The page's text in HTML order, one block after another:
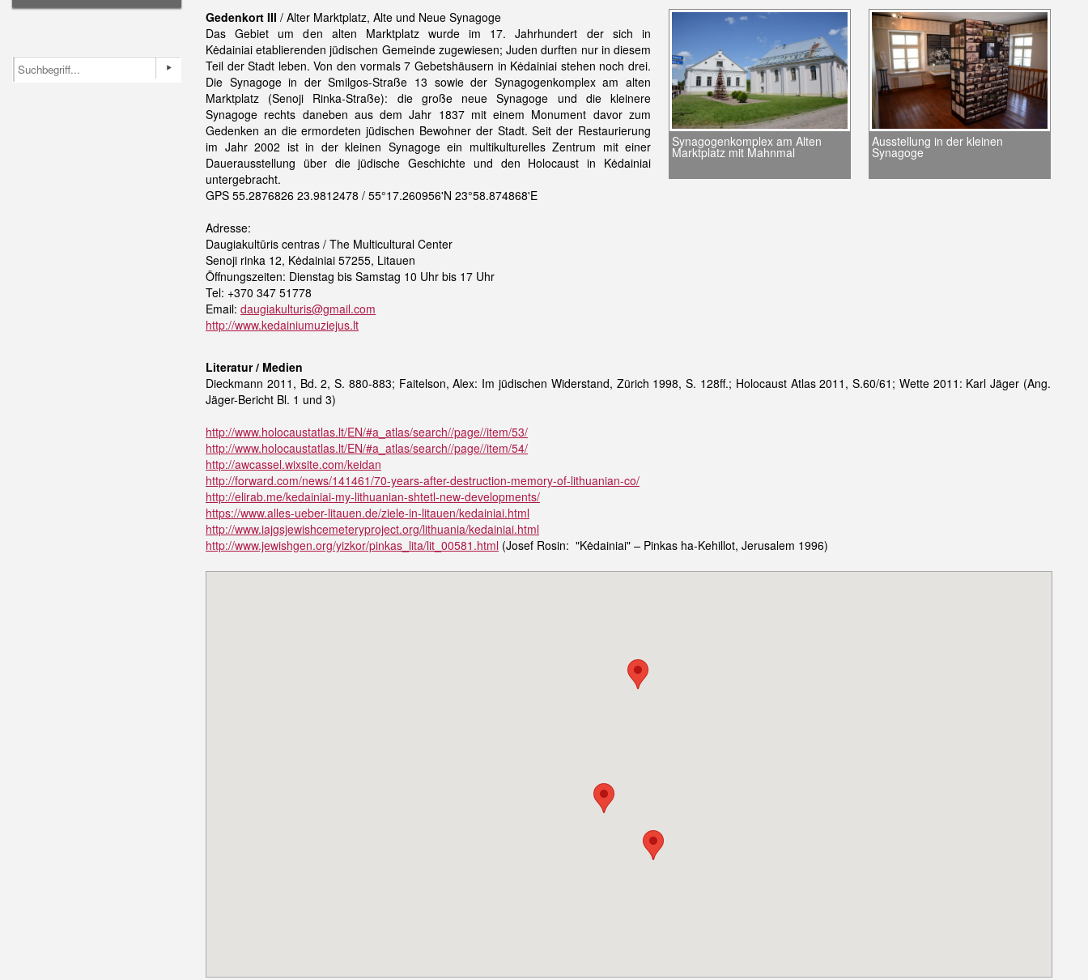
Ausstellung in der kleinen
Synagoge
Gedenkort III / Alter Marktplatz, Alte und Neue Synagoge
Synagogenkomplex am Alten
Marktplatz mit Mahnmal
Das Gebiet um den alten Marktplatz wurde im 17. Jahrhundert der sich in
Kėdainiai etablierenden jüdischen Gemeinde zugewiesen; Juden durften nur in diesem
Teil der Stadt leben. Von den vormals 7 Gebetshäusern in Kėdainiai stehen noch drei.
Die Synagoge in der Smilgos-Straße 13 sowie der Synagogenkomplex am alten
Marktplatz (Senoji Rinka-Straße): die große neue Synagoge und die kleinere
Synagoge rechts daneben aus dem Jahr 1837 mit einem Monument davor zum
Gedenken an die ermordeten jüdischen Bewohner der Stadt. Seit der Restaurierung
im Jahr 2002 ist in der kleinen Synagoge ein multikulturelles Zentrum mit einer
Dauerausstellung über die jüdische Geschichte und den Holocaust in Kėdainiai
untergebracht.
GPS 55.2876826 23.9812478 / 55°17.260956'N 23°58.874868'E
Adresse:
Daugiakultūris centras / The Multicultural Center
Senoji rinka 12, Kėdainiai 57255, Litauen
Öffnungszeiten: Dienstag bis Samstag 10 Uhr bis 17 Uhr
Tel: +370 347 51778
Email: daugiakulturis@gmail.com
http://www.kedainiumuziejus.lt
Literatur / Medien
Dieckmann 2011, Bd. 2, S. 880-883; Faitelson, Alex: Im jüdischen Widerstand, Zürich 1998, S. 128ff.; Holocaust Atlas 2011, S.60/61; Wette 2011: Karl Jäger (Ang.
Jäger-Bericht Bl. 1 und 3)
http://www.holocaustatlas.lt/EN/#a_atlas/search//page//item/53/
http://www.holocaustatlas.lt/EN/#a_atlas/search//page//item/54/
http://awcassel.wixsite.com/keidan
http://forward.com/news/141461/70-years-after-destruction-memory-of-lithuanian-co/
http://elirab.me/kedainiai-my-lithuanian-shtetl-new-developments/
https://www.alles-ueber-litauen.de/ziele-in-litauen/kedainiai.html
http://www.iajgsjewishcemeteryproject.org/lithuania/kedainiai.html
http://www.jewishgen.org/yizkor/pinkas_lita/lit_00581.html (Josef Rosin: "Kėdainiai" – Pinkas ha-Kehillot, Jerusalem 1996)